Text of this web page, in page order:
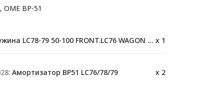
OME BP-51
LC78-79 50-100 FRONT.LC76 WAGON 61-120 kg(F) x 1
Амортизатор BP51 LC76/78/79 x 2